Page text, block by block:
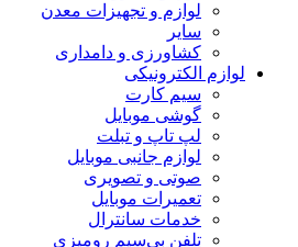
لوازم و تجهیزات معدن
سایر
کشاورزی و دامداری
لوازم الکترونیکی
سیم کارت
گوشی موبایل
لپ تاپ و تبلت
لوازم جانبی موبایل
صوتی و تصویری
تعمیرات موبایل
خدمات سانترال
تلفن بی‌سیم رومیزی